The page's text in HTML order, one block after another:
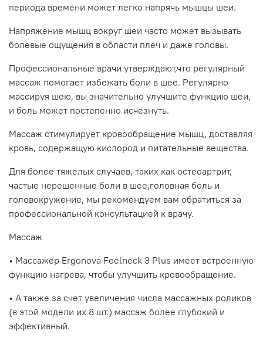
периода времени может легко напрячь мышцы шеи.
Напряжение мышц вокруг шеи часто может вызывать
болевые ощущения в области плеч и даже головы.
Профессиональные врачи утверждают,что регулярный
массаж помогает избежать боли в шее. Регулярно
массируя шею, вы значительно улучшите функцию шеи,
и боль может постепенно исчезнуть.
Массаж стимулирует кровообращение мышц, доставляя
кровь, содержащую кислород и питательные вещества.
Для более тяжелых случаев, таких как остеоартрит,
частые нерешенные боли в шее,головная боль и
головокружение, мы рекомендуем вам обратиться за
профессиональной консультацией к врачу.
Массаж
• Массажер Ergonova Feelneck 3 Plus имеет встроенную
функцию нагрева, чтобы улучшить кровообращение.
• А также за счет увеличения числа массажных роликов
(в этой модели их 8 шт.) массаж более глубокий и
эффективный.